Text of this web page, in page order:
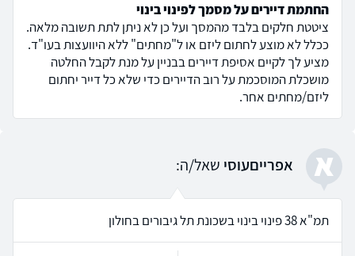
החתמת דיירים על מסמך לפינוי בינוי
ציטטת חלקים בלבד מהמסך ועל כן לא ניתן לתת תשובה מלאה.
ככלל לא מוצע לחתום ליזם או ל"מחתים" ללא היוועצות בעו"ד.
מציע לך לקיים אסיפת דיירים בבניין על מנת לקבל החלטה
מושכלת המוסכמת על רוב הדיירים כדי שלא כל דייר יחתום
ליזם/מחתים אחר.
א אפרייםעוסי שאל/ה:
תמ"א 38 פינוי בינוי בשכונת תל גיבורים בחולון